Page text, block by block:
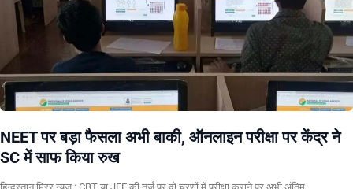
NEET पर बड़ा फैसला अभी बाकी, ऑनलाइन परीक्षा पर केंद्र ने
SC में साफ किया रुख